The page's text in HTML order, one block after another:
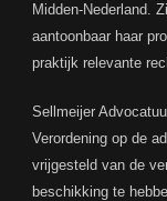
Midden-Nederland.
aantoonbaar haar
praktijk relevante
Sellmeijer
Verordening op de
vrijgesteld van de
beschikking te